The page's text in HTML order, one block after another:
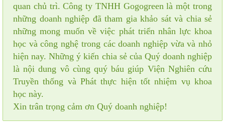
quan chủ trì. Công ty TNHH Gogogreen là một trong
những doanh nghiệp đã tham gia khảo sát và chia sẻ
những mong muốn về việc phát triển nhân lực khoa
học và công nghệ trong các doanh nghiệp vừa và nhỏ
hiện nay. Những ý kiến chia sẻ của Quý doanh nghiệp
là nội dung vô cùng quý báu giúp Viện Nghiên cứu
Truyền thống và Phát thực hiện tốt nhiệm vụ khoa
học này.
Xin trân trọng cảm ơn Quý doanh nghiệp!